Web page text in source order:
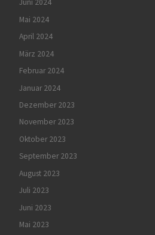
Juni 2024
Mai 2024
April 2024
März 2024
Februar 2024
Januar 2024
Dezember 2023
November 2023
Oktober 2023
September 2023
August 2023
Juli 2023
Juni 2023
Mai 2023